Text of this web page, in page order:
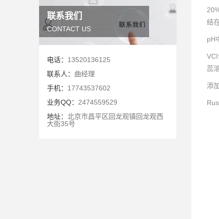
联系我们
CONTACT US
电话： 13520136125
联系人： 曲经理
手机： 17743537602
业务QQ： 2474559529
地址： 北京市昌平区回龙观镇回龙观西
大街35号
结
pH
蕊
添